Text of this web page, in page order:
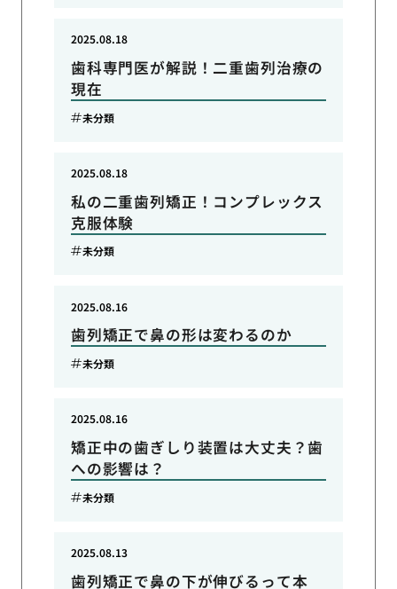
歯科専門医が解説！二重歯列治療の
現在
2025.08.18
未分類
私の二重歯列矯正！コンプレックス
克服体験
2025.08.18
未分類
歯列矯正で鼻の形は変わるのか
2025.08.16
未分類
矯正中の歯ぎしり装置は大丈夫？歯
への影響は？
2025.08.16
未分類
歯列矯正で鼻の下が伸びるって本
2025.08.13